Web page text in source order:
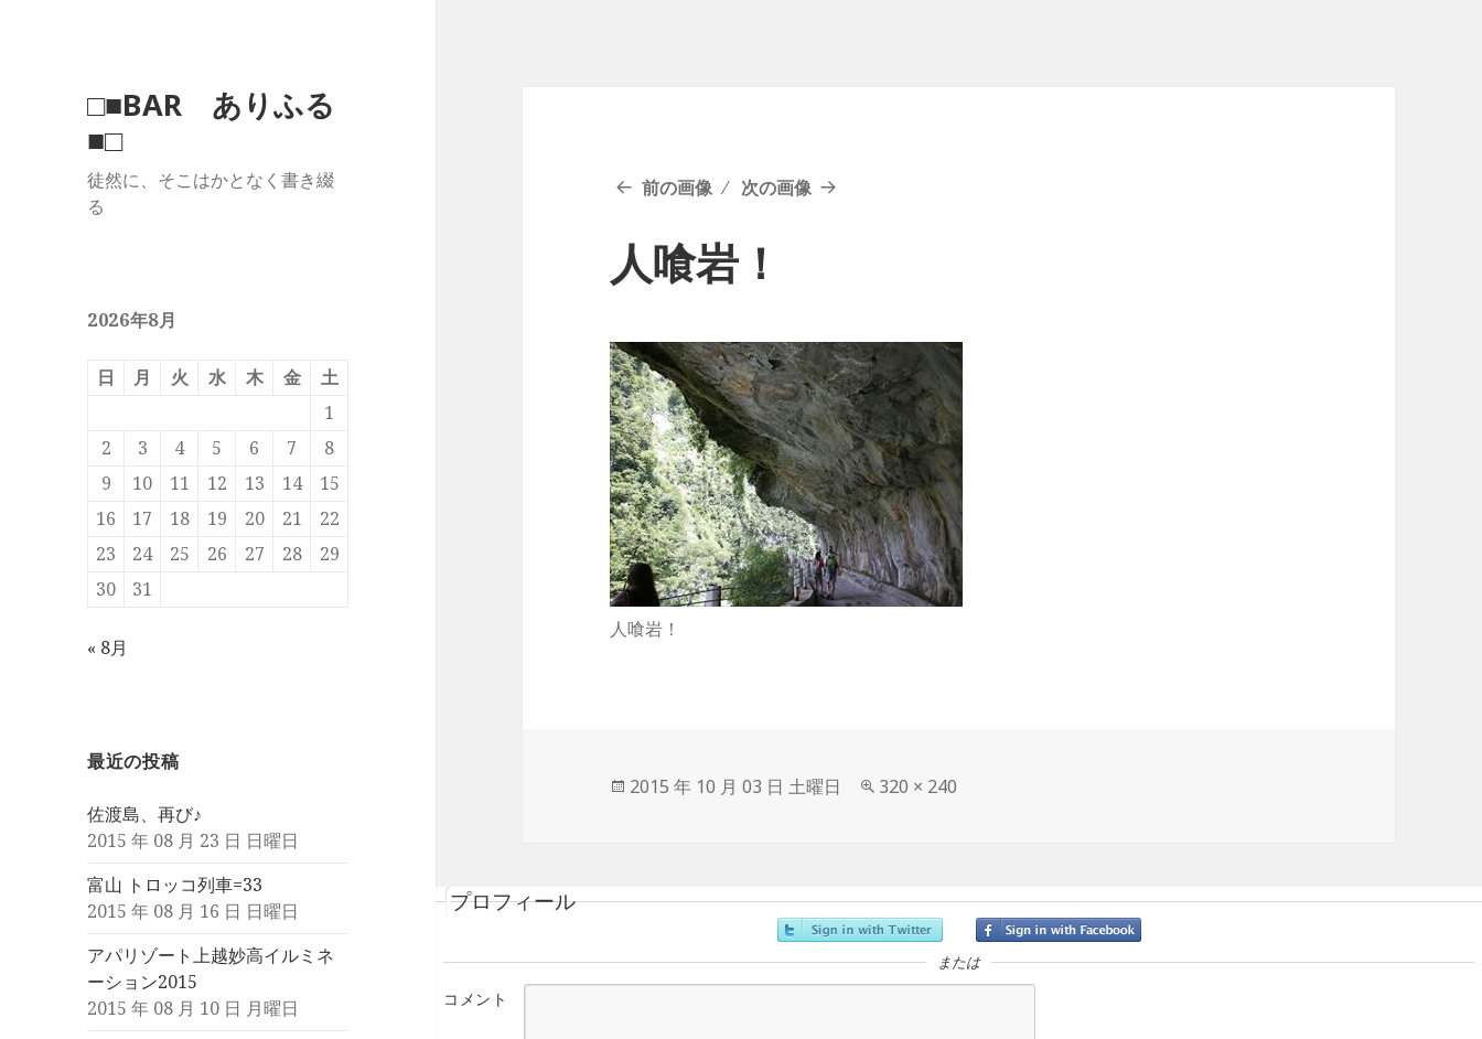
□■BAR ありふる
■□
徒然に、そこはかとなく書き綴
る
2026年8月
日 月 火 水 木 金
土
1
2
3 4 5 6 7
8
9
10 11 12 13 14
15
16
17 18 19 20 21
22
23
24 25 26 27 28
29
30
31
« 8月
最近の投稿
佐渡島、再び♪
2015 年 08 月 23 日 日曜日
富山 トロッコ列車=33
2015 年 08 月 16 日 日曜日
アパリゾート上越妙高イルミネ
ーション2015
2015 年 08 月 10 日 月曜日
前の画像 次の画像
人喰岩！
人喰岩！
投
2015 年 10 月 03 日 土曜日
フ
320 × 240
プロフィール
または
コメント